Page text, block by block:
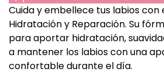
Cuida y embellece tus labios con
Hidratación y Reparación. Su
para aportar hidratación,
a mantener los labios con una
confortable durante el día.